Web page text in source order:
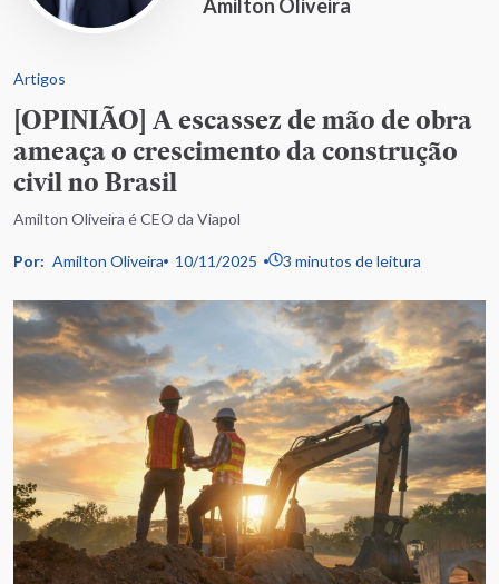
Amilton Oliveira
Artigos
[OPINIÃO] A escassez de mão de obra
ameaça o crescimento da construção
civil no Brasil
Amilton Oliveira é CEO da Viapol
Por: Amilton Oliveira 10/11/2025 3 minutos de leitura